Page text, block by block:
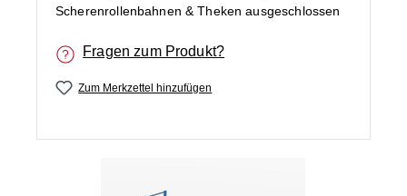
Scherenrollenbahnen & Theken ausgeschlossen
Fragen zum Produkt?
Zum Merkzettel hinzufügen